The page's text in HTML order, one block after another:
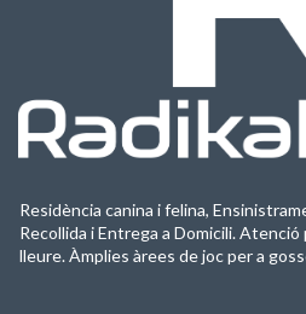
Residència canina i felina,
Recollida i Entrega a Domicili.
lleure. Àmplies àrees de joc per a